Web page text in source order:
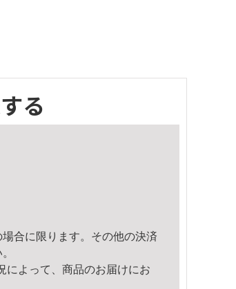
る
合に限ります。その他の決済
よって、商品のお届けにお